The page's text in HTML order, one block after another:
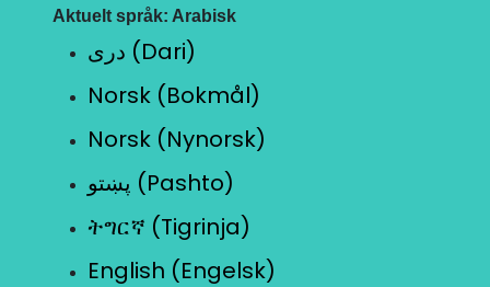
Aktuelt språk: Arabisk
دری (Dari)
Norsk (Bokmål)
Norsk (Nynorsk)
پښتو (Pashto)
ትግርኛ (Tigrinja)
English (Engelsk)